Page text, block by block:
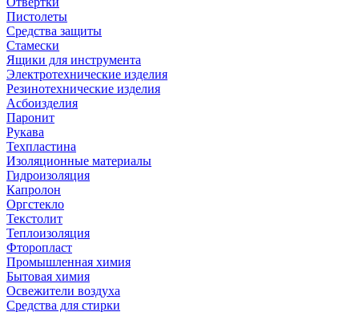
Пистолеты
Средства защиты
Стамески
Ящики для инструмента
Электротехнические изделия
Резинотехнические изделия
Асбоизделия
Паронит
Рукава
Техпластина
Изоляционные материалы
Гидроизоляция
Капролон
Оргстекло
Текстолит
Теплоизоляция
Фторопласт
Промышленная химия
Бытовая химия
Освежители воздуха
Средства для стирки